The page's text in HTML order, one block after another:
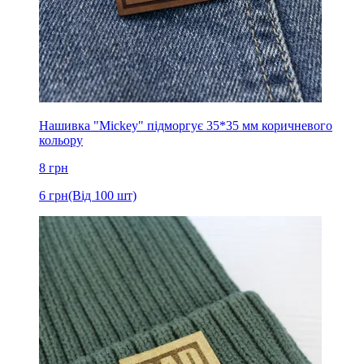
Нашивка "Mickey" підморгує 35*35 мм коричневого
кольору
8 грн
6 грн(Від 100 шт)